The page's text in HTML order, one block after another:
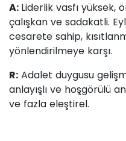
A: Liderlik vasfı yüksek,
çalışkan ve sadakatli.
cesarete sahip,
yönlendirilmeye karşı.
R: Adalet duygusu
anlayışlı ve hoşgörülü
ve fazla eleştirel.